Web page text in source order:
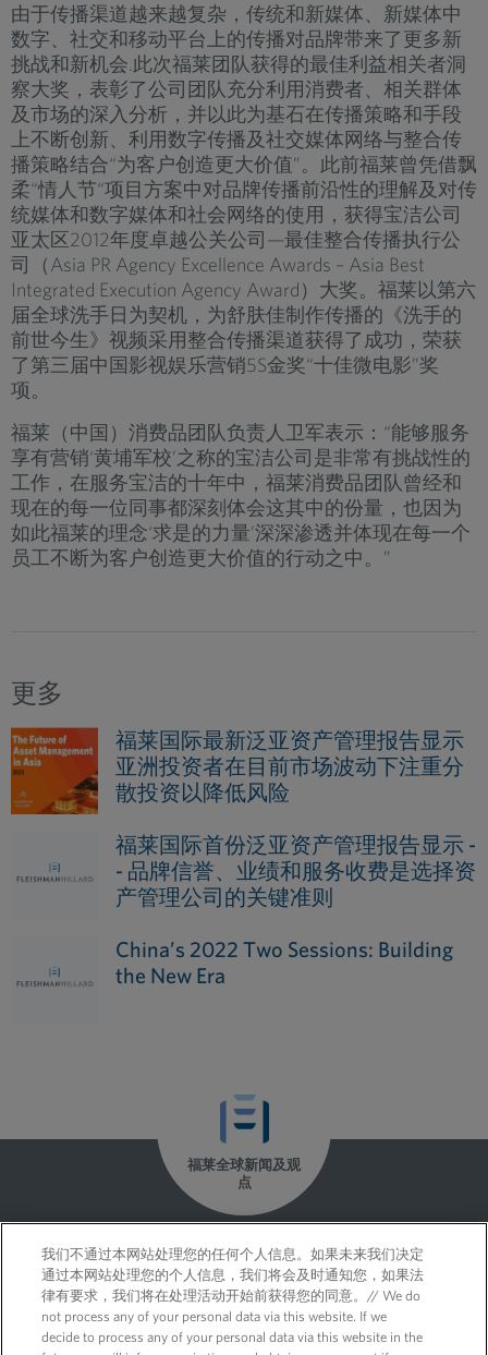
由于传播渠道越来越复杂，传统和新媒体、新媒体中
数字、社交和移动平台上的传播对品牌带来了更多新
挑战和新机会.此次福莱团队获得的最佳利益相关者洞
察大奖，表彰了公司团队充分利用消费者、相关群体
及市场的深入分析，并以此为基石在传播策略和手段
上不断创新、利用数字传播及社交媒体网络与整合传
播策略结合“为客户创造更大价值”。此前福莱曾凭借飘
柔“情人节“项目方案中对品牌传播前沿性的理解及对传
统媒体和数字媒体和社会网络的使用，获得宝洁公司
亚太区2012年度卓越公关公司—最佳整合传播执行公
司（Asia PR Agency Excellence Awards – Asia Best
Integrated Execution Agency Award）大奖。福莱以第六
届全球洗手日为契机，为舒肤佳制作传播的《洗手的
前世今生》视频采用整合传播渠道获得了成功，荣获
了第三届中国影视娱乐营销5S金奖“十佳微电影”奖
项。
福莱（中国）消费品团队负责人卫军表示：“能够服务
享有营销‘黄埔军校’之称的宝洁公司是非常有挑战性的
工作，在服务宝洁的十年中，福莱消费品团队曾经和
现在的每一位同事都深刻体会这其中的份量，也因为
如此福莱的理念‘求是的力量’深深渗透并体现在每一个
员工不断为客户创造更大价值的行动之中。”
更多
福莱国际最新泛亚资产管理报告显示
亚洲投资者在目前市场波动下注重分
散投资以降低风险
福莱国际首份泛亚资产管理报告显示 -
- 品牌信誉、业绩和服务收费是选择资
产管理公司的关键准则
China’s 2022 Two Sessions: Building
the New Era
福莱全球新闻及观
点
我们不通过本网站处理您的任何个人信息。如果未来我们决定
通过本网站处理您的个人信息，我们将会及时通知您，如果法
律有要求，我们将在处理活动开始前获得您的同意。// We do
not process any of your personal data via this website. If we
decide to process any of your personal data via this website in the